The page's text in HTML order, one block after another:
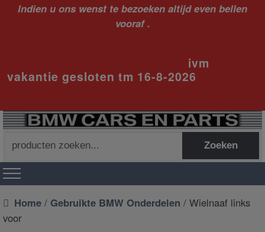
Indien u ons wenst te bezoeken altijd even bellen
vooraf .
ivm
vakantie gesloten tm 16-8-2026
naar:
Zoeken
Home / Gebruikte BMW Onderdelen / Wielnaaf links
voor